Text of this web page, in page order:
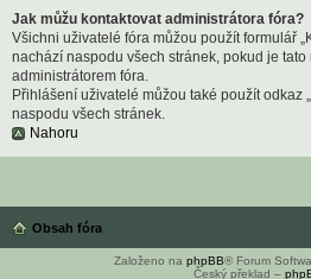
Jak můžu kontaktovat administrátora fóra?
Všichni uživatelé fóra můžou použít formulář
nachází naspodu všech stránek, pokud je
administrátorem fóra.
Přihlášení uživatelé můžou také použít odkaz
naspodu všech stránek.
Nahoru
Obsah fóra
Založeno na phpBB® Forum
Český překlad –